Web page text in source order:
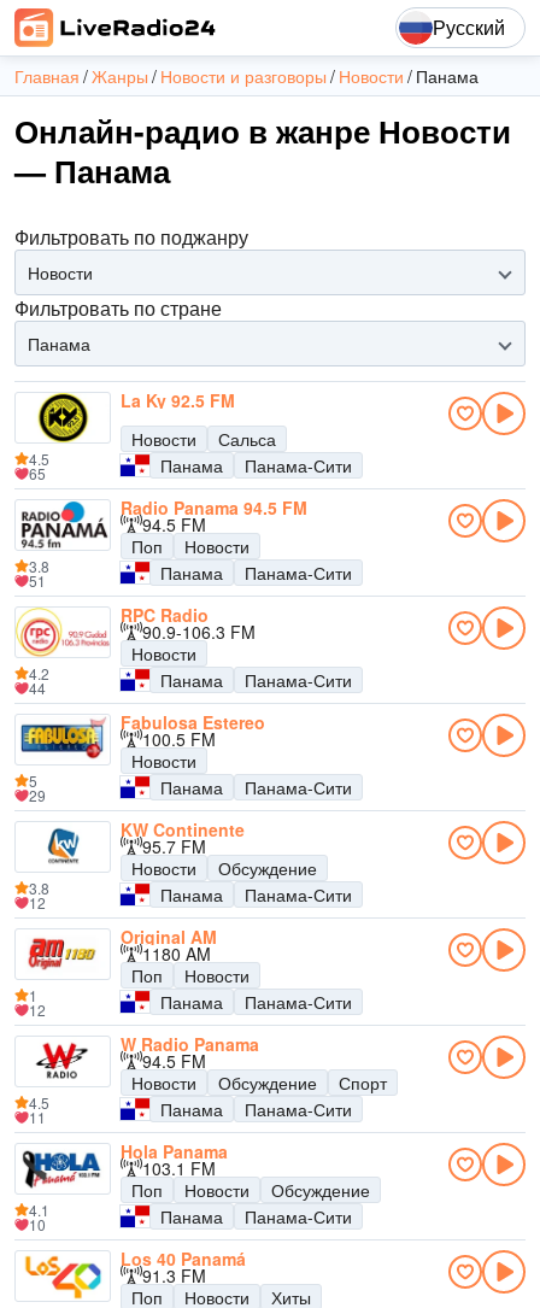
Русский
Главная Жанры Новости и разговоры Новости Панама
Онлайн-радио в жанре Новости
— Панама
Фильтровать по поджанру
Новости
Фильтровать по стране
Панама
La Ky 92.5 FM
Новости
Сальса
Панама
Панама-Сити
4.5
65
Radio Panama 94.5 FM
94.5 FM
Поп
Новости
Панама
Панама-Сити
3.8
51
RPC Radio
90.9-106.3 FM
Новости
Панама
Панама-Сити
4.2
44
Fabulosa Estereo
100.5 FM
Новости
Панама
Панама-Сити
5
29
KW Continente
95.7 FM
Новости
Обсуждение
Панама
Панама-Сити
3.8
12
Original AM
1180 AM
Поп
Новости
Панама
Панама-Сити
1
12
W Radio Panama
94.5 FM
Новости
Обсуждение
Спорт
Панама
Панама-Сити
4.5
11
Hola Panama
103.1 FM
Поп
Новости
Обсуждение
Панама
Панама-Сити
4.1
10
Los 40 Panamá
91.3 FM
Поп
Новости
Хиты